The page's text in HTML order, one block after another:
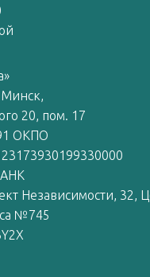
Минск,
20, пом. 17
ОКПО
Независимости, 32,
№745